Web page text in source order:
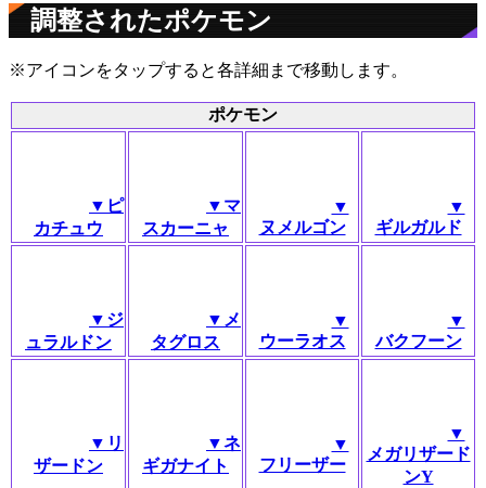
調整されたポケモン
※アイコンをタップすると各詳細まで移動します。
ポケモン
▼ピ
カチュウ
▼マ
スカーニャ
▼
ヌメルゴン
▼
ギルガルド
▼ジ
ュラルドン
▼メ
タグロス
▼
ウーラオス
▼
バクフーン
▼リ
ザードン
▼ネ
ギガナイト
▼
フリーザー
▼
メガリザード
ンY